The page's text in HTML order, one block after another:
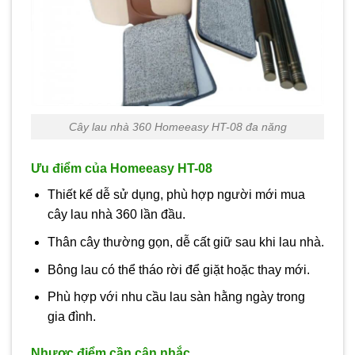
Cây lau nhà 360 Homeeasy HT-08 đa năng
Ưu điểm của Homeeasy HT-08
Thiết kế dễ sử dụng, phù hợp người mới mua
cây lau nhà 360 lần đầu.
Thân cây thường gọn, dễ cất giữ sau khi lau nhà.
Bông lau có thể tháo rời để giặt hoặc thay mới.
Phù hợp với nhu cầu lau sàn hằng ngày trong
gia đình.